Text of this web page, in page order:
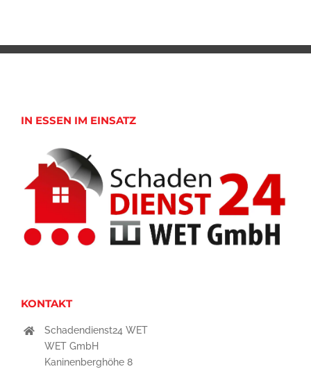
IN ESSEN IM EINSATZ
KONTAKT
Schadendienst24 WET
WET GmbH
Kaninenberghöhe 8